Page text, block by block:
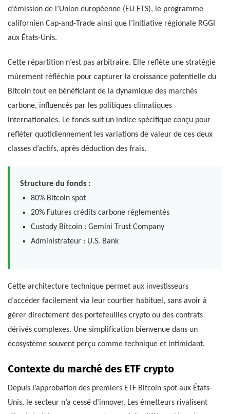
d’émission de l’Union européenne (EU ETS), le programme
californien Cap-and-Trade ainsi que l’initiative régionale RGGI
aux États-Unis.
Cette répartition n’est pas arbitraire. Elle reflète une stratégie
mûrement réfléchie pour capturer la croissance potentielle du
Bitcoin tout en bénéficiant de la dynamique des marchés
carbone, influencés par les politiques climatiques
internationales. Le fonds suit un indice spécifique conçu pour
refléter quotidiennement les variations de valeur de ces deux
classes d’actifs, après déduction des frais.
Structure du fonds :
80% Bitcoin spot
20% Futures crédits carbone réglementés
Custody Bitcoin : Gemini Trust Company
Administrateur : U.S. Bank
Cette architecture technique permet aux investisseurs
d’accéder facilement via leur courtier habituel, sans avoir à
gérer directement des portefeuilles crypto ou des contrats
dérivés complexes. Une simplification bienvenue dans un
écosystème souvent perçu comme technique et intimidant.
Contexte du marché des ETF crypto
Depuis l’approbation des premiers ETF Bitcoin spot aux États-
Unis, le secteur n’a cessé d’innover. Les émetteurs rivalisent